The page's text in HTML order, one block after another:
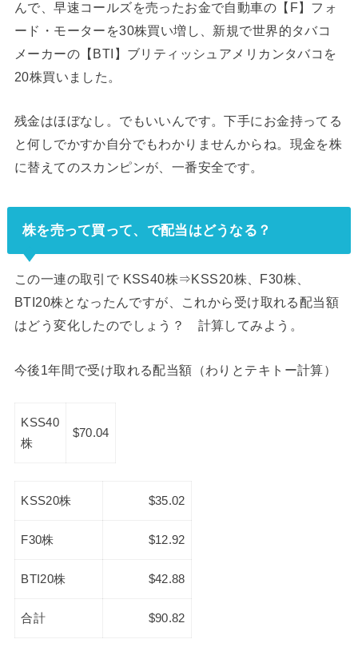
んで、早速コールズを売ったお金で自動車の【F】フォ
ード・モーターを30株買い増し、新規で世界的タバコ
メーカーの【BTI】ブリティッシュアメリカンタバコを
20株買いました。
残金はほぼなし。でもいいんです。下手にお金持ってる
と何しでかすか自分でもわかりませんからね。現金を株
に替えてのスカンピンが、一番安全です。
株を売って買って、で配当はどうなる？
この一連の取引で KSS40株⇒KSS20株、F30株、
BTI20株となったんですが、これから受け取れる配当額
はどう変化したのでしょう？ 計算してみよう。
今後1年間で受け取れる配当額（わりとテキトー計算）
KSS40
株
$70.04
KSS20株 $35.02
F30株 $12.92
BTI20株 $42.88
合計 $90.82